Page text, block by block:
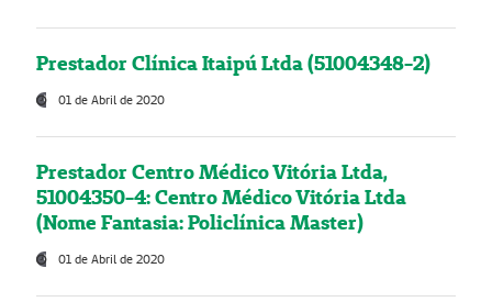
Prestador Clínica Itaipú Ltda (51004348-2)
01 de Abril de 2020
Prestador Centro Médico Vitória Ltda,
51004350-4: Centro Médico Vitória Ltda
(Nome Fantasia: Policlínica Master)
01 de Abril de 2020